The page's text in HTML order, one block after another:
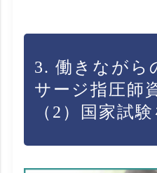
3. 働きながら
サージ指圧師
（2）国家試